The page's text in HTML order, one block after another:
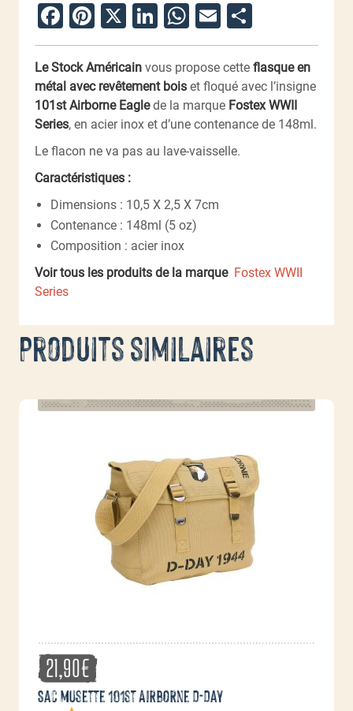
Facebook
Pinterest
X LinkedIn
WhatsApp
Email
Le Stock Américain vous propose cette flasque en
métal avec revêtement bois et floqué avec l’insigne
101st Airborne Eaglede la marque Fostex WWII
Series, en acier inox et d’une contenance de 148ml.
Le flacon ne va pas au lave-vaisselle.
Caractéristiques :
Dimensions : 10,5 X 2,5 X 7cm
Contenance : 148ml (5 oz)
Composition : acier inox
Voir tous les produits de la marque Fostex WWII
Series
Produits similaires
21,90€
Sac musette 101st Airborne D-Day